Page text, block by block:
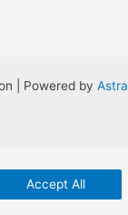
| Powered by Astra
Accept All